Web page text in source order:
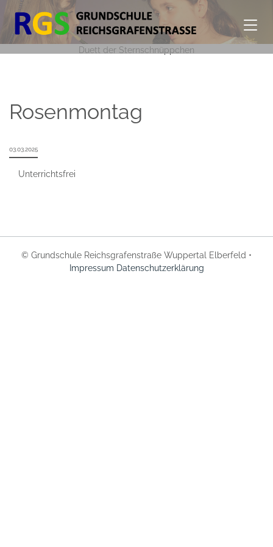
Duett der Sternschnüppchen
Rosenmontag
03.03.2025
Unterrichtsfrei
© Grundschule Reichsgrafenstraße Wuppertal Elberfeld •
Impressum Datenschutzerklärung